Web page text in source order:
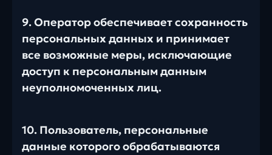
9. Оператор обеспечивает сохранность
персональных данных и принимает
все возможные меры, исключающие
доступ к персональным данным
неуполномоченных лиц.
10. Пользователь, персональные
данные которого обрабатываются